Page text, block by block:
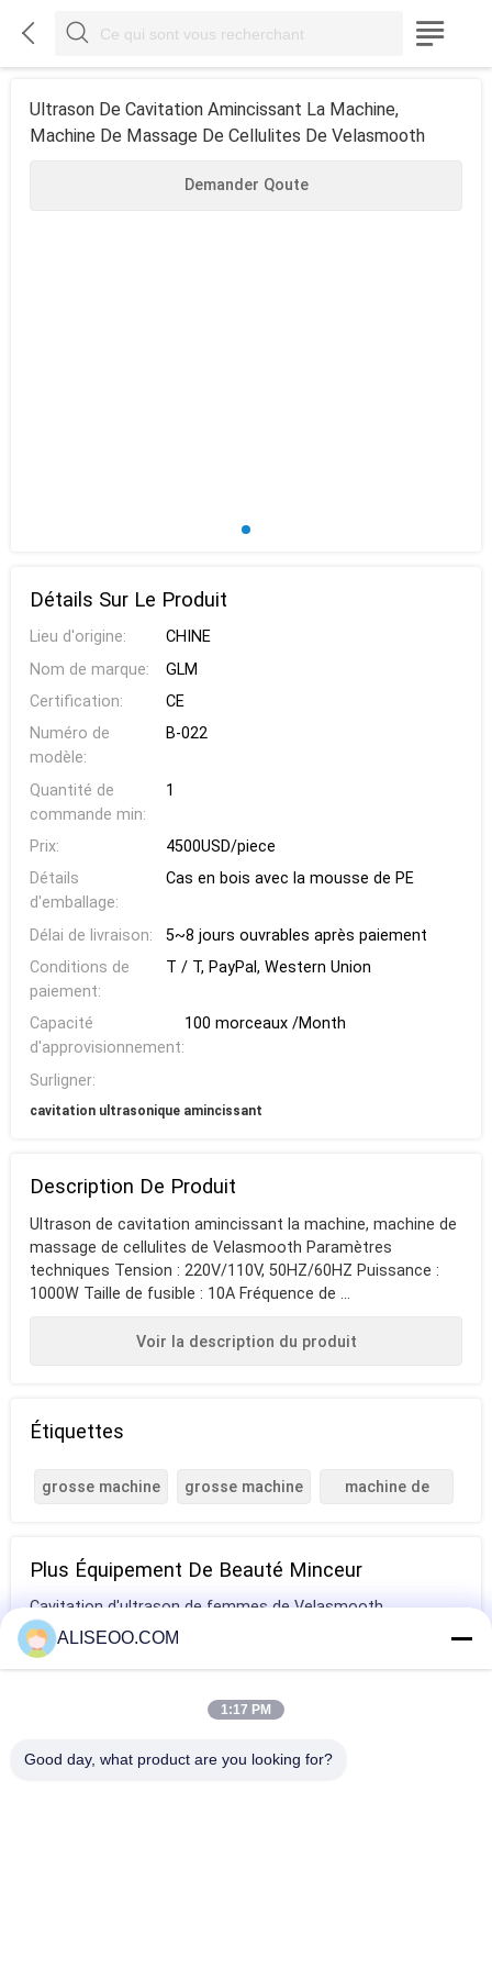
  
Ultrason De Cavitation Amincissant La Machine,
Machine De Massage De Cellulites De Velasmooth
Demander Qoute
Détails Sur Le Produit
Lieu d'origine:
CHINE
Nom de marque:
GLM
Certification:
CE
Numéro de
modèle:
B-022
Quantité de
commande min:
1
Prix:
4500USD/piece
Détails
d'emballage:
Cas en bois avec la mousse de PE
Délai de livraison:
5~8 jours ouvrables après paiement
Conditions de
paiement:
T / T, PayPal, Western Union
Capacité
d'approvisionnement:
100 morceaux /Month
Surligner:
cavitation ultrasonique amincissant
Description De Produit
Ultrason de cavitation amincissant la machine, machine de
massage de cellulites de Velasmooth Paramètres
techniques Tension : 220V/110V, 50HZ/60HZ Puissance :
1000W Taille de fusible : 10A Fréquence de ...
Voir la description du produit
Étiquettes
grosse machine
grosse machine
machine de
Plus Équipement De Beauté Minceur
Cavitation d'ultrason de femmes de Velasmooth
amincissant la machine 200HZ vertical - 500HZ
Corps de massage de cellulites d'Endermology amincissant
la machine Velashape pour des femmes
rajeunissement de peau
ALISEOO.COM
1:17 PM
Good day, what product are you looking for?